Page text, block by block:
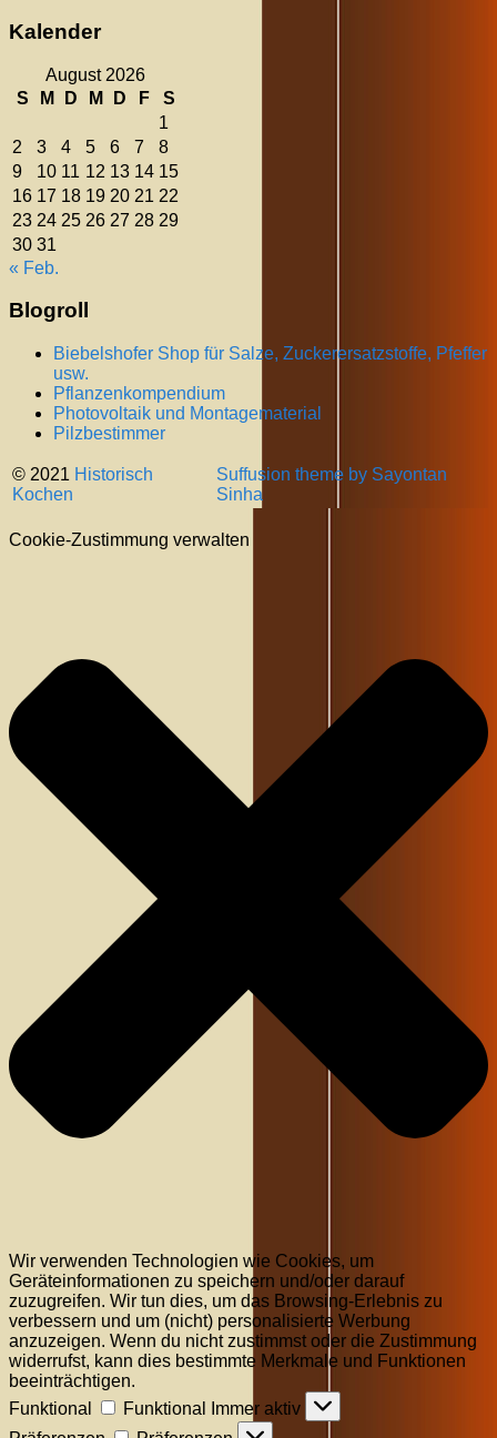
Kalender
August 2026
S
M D M D F
S
1
2
3 4 5 6 7
8
9
10 11 12 13 14 15
16 17 18 19 20 21 22
23 24 25 26 27 28 29
30 31
« Feb.
Blogroll
Biebelshofer Shop für Salze, Zuckerersatzstoffe, Pfeffer
usw.
Pflanzenkompendium
Photovoltaik und Montagematerial
Pilzbestimmer
© 2021 Historisch
Kochen
Suffusion theme by Sayontan
Sinha
Cookie-Zustimmung verwalten
Wir verwenden Technologien wie Cookies, um
Geräteinformationen zu speichern und/oder darauf
zuzugreifen. Wir tun dies, um das Browsing-Erlebnis zu
verbessern und um (nicht) personalisierte Werbung
anzuzeigen. Wenn du nicht zustimmst oder die Zustimmung
widerrufst, kann dies bestimmte Merkmale und Funktionen
beeinträchtigen.
Funktional
Funktional
Immer aktiv